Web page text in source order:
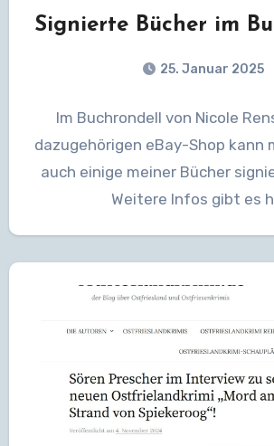
Signierte Bücher im
25. Januar 2025
Im Buchrondell von Nicole
dazugehörigen eBay-Shop kann
auch einige meiner Bücher
Weitere Infos gibt es